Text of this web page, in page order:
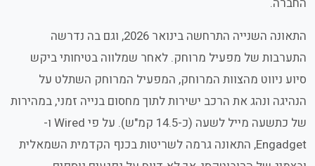
התאונה השנייה התרחשה בינואר 2026, וגם בה נדרשה
התערבות של מפעיל מרוחק. לאחר שמלווה בטיחותי ביקש
סיוע ניווט מהצוות המרוחק, המפעיל המרוחק השתלט על
הנהיגה ונהג את הרכב ישירות לתוך מחסום בנייה זמני, במהירות
של כתשעה מייל לשעה (כ-14.5 קמ"ש). על פי Wired ו-
Engadget, התאונה גרמה לשריטות בכנף הקדמית השמאלית